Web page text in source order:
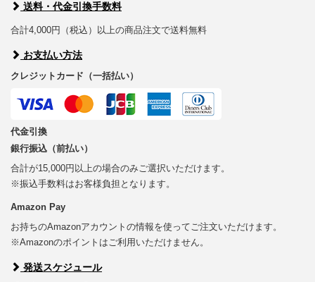
送料・代金引換手数料
合計4,000円（税込）以上の商品注文で送料無料
お支払い方法
クレジットカード（一括払い）
代金引換
銀行振込（前払い）
合計が15,000円以上の場合のみご選択いただけます。
※振込手数料はお客様負担となります。
Amazon Pay
お持ちのAmazonアカウントの情報を使ってご注文いただけます。
※Amazonのポイントはご利用いただけません。
発送スケジュール